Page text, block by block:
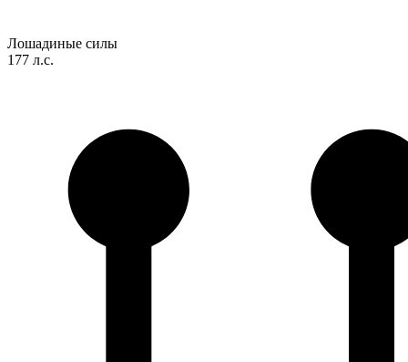
Лошадиные силы
177 л.с.